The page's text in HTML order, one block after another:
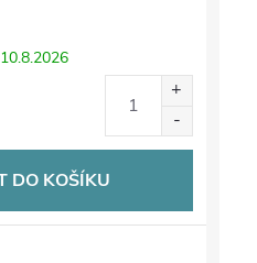
10.8.2026
DO KOŠÍKU